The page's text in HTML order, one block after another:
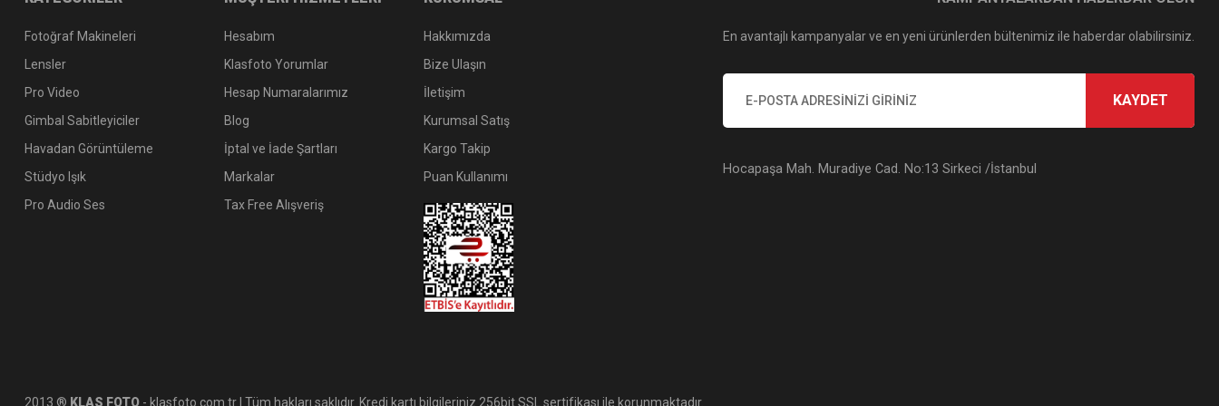
Fotoğraf Makineleri
Lensler
Pro Video
Gimbal Sabitleyiciler
Havadan Görüntüleme
Stüdyo Işık
Pro Audio Ses
Hesabım
Klasfoto Yorumlar
Hesap Numaralarımız
Blog
İptal ve İade Şartları
Markalar
Tax Free Alışveriş
Hakkımızda
Bize Ulaşın
İletişim
Kurumsal Satış
Kargo Takip
Puan Kullanımı
En avantajlı kampanyalar ve en yeni ürünlerden bültenimiz ile haberdar olabilirsiniz.
KAYDET
Hocapaşa Mah. Muradiye Cad. No:13 Sirkeci /İstanbul
2013 ® KLAS FOTO - klasfoto.com.tr | Tüm hakları saklıdır. Kredi kartı bilgileriniz 256bit SSL sertifikası ile korunmaktadır.